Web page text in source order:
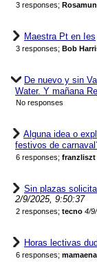
3 responses;
Maestra Pt en Ies
3 responses; Bob
De nuevo y sin
Water. Y mañana
No responses
Alguna idea o
festivos de
6 responses; franzliszt
Sin plazas
2/9/2025, 9:50:37
2 responses; tecno 4/
Horas lectivas
6 responses;